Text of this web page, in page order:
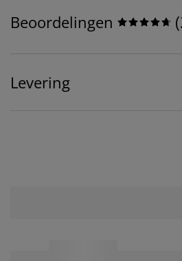
Beoordelingen (
Levering